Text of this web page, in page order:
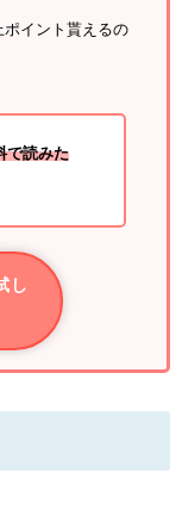
イント貰えるの
で読みた
し